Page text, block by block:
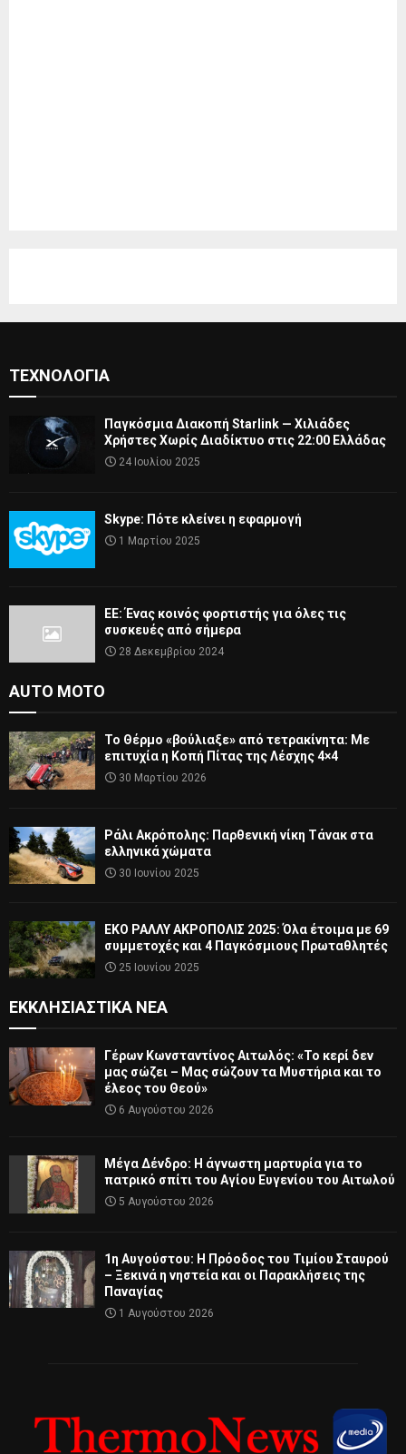
ΤΕΧΝΟΛΟΓΊΑ
Παγκόσμια Διακοπή Starlink — Χιλιάδες
Χρήστες Χωρίς Διαδίκτυο στις 22:00 Ελλάδας
24 Ιουλίου 2025
Skype: Πότε κλείνει η εφαρμογή
1 Μαρτίου 2025
ΕΕ: Ένας κοινός φορτιστής για όλες τις
συσκευές από σήμερα
28 Δεκεμβρίου 2024
AUTO MOTO
Το Θέρμο «βούλιαξε» από τετρακίνητα: Με
επιτυχία η Κοπή Πίτας της Λέσχης 4×4
30 Μαρτίου 2026
Ράλι Ακρόπολης: Παρθενική νίκη Τάνακ στα
ελληνικά χώματα
30 Ιουνίου 2025
ΕΚΟ ΡΑΛΛΥ ΑΚΡΟΠΟΛΙΣ 2025: Όλα έτοιμα με 69
συμμετοχές και 4 Παγκόσμιους Πρωταθλητές
25 Ιουνίου 2025
ΕΚΚΛΗΣΙΑΣΤΙΚΆ ΝΈΑ
Γέρων Κωνσταντίνος Αιτωλός: «Το κερί δεν
μας σώζει – Μας σώζουν τα Μυστήρια και το
έλεος του Θεού»
6 Αυγούστου 2026
Μέγα Δένδρο: Η άγνωστη μαρτυρία για το
πατρικό σπίτι του Αγίου Ευγενίου του Αιτωλού
5 Αυγούστου 2026
1η Αυγούστου: Η Πρόοδος του Τιμίου Σταυρού
– Ξεκινά η νηστεία και οι Παρακλήσεις της
Παναγίας
1 Αυγούστου 2026